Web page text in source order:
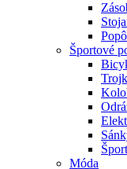
Športové
Móda